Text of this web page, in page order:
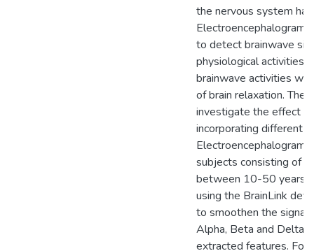
the nervous system
Electroencephalogram
to detect brainwave
physiological activities
brainwave activities
of brain relaxation.
investigate the effect
incorporating different
Electroencephalogram
subjects consisting of
between 10-50 years
using the BrainLink
to smoothen the
Alpha, Beta and Delta
extracted features. For